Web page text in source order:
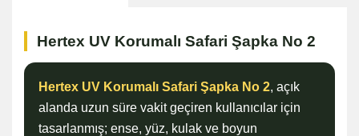
Hertex UV Korumalı Safari Şapka No 2
Hertex UV Korumalı Safari Şapka No 2, açık
alanda uzun süre vakit geçiren kullanıcılar için
tasarlanmış; ense, yüz, kulak ve boyun